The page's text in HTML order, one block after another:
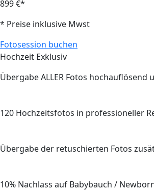
899 €*
* Preise inklusive Mwst
Fotosession buchen
Hochzeit Exklusiv
ÜbergabeALLER Fotos hochauflösend
120 Hochzeitsfotos in professioneller
Übergabe der retuschierten Fotos
10% Nachlass auf Babybauch /